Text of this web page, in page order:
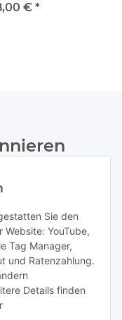
Sie den
YouTube,
Tag Manager,
und Ratenzahlung.
Details finden
€ *
widerruflich
Abonnieren